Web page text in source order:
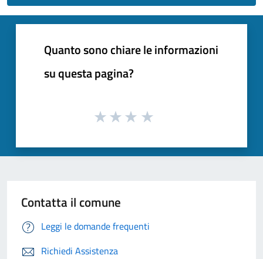
Quanto sono chiare le informazioni
su questa pagina?
Contatta il comune
Leggi le domande frequenti
Richiedi Assistenza